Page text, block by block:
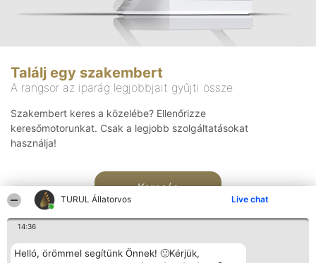
TURUL Állatorvos Live chat
14:36
Helló, örömmel segítünk Önnek! 🙂Kérjük,
Találj egy szakembert
A rangsor az iparág legjobbjait gyűjti össze
Szakembert keres a közelébe? Ellenőrizze
keresőmotorunkat. Csak a legjobb szolgáltatásokat
használja!
Keresés